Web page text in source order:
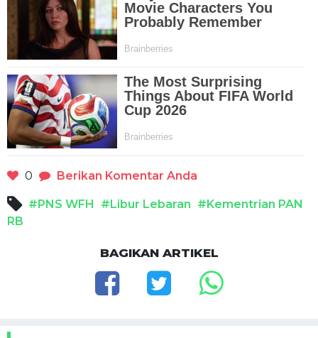
0 Berikan Komentar Anda
#PNS WFH #Libur Lebaran #Kementrian PAN
RB
BAGIKAN ARTIKEL